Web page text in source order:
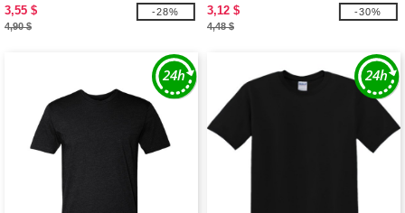
3,55 $
4,90 $
-28%
3,12 $
4,48 $
-30%